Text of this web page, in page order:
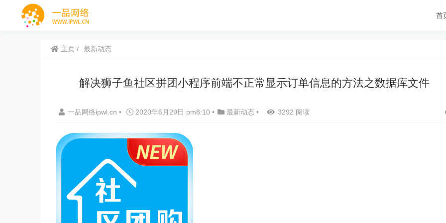
首
主页 最新动态
解决狮子鱼社区拼团小程序前端不正常显示订单信息的方法之数据库文件
一品网络ipwl.cn • 2020年6月29日 pm8:10 • 最新动态 • 3292 阅读